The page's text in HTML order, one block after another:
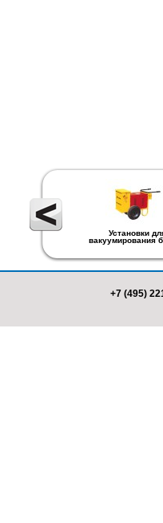
Установки
вакуумирования
+7 (495)